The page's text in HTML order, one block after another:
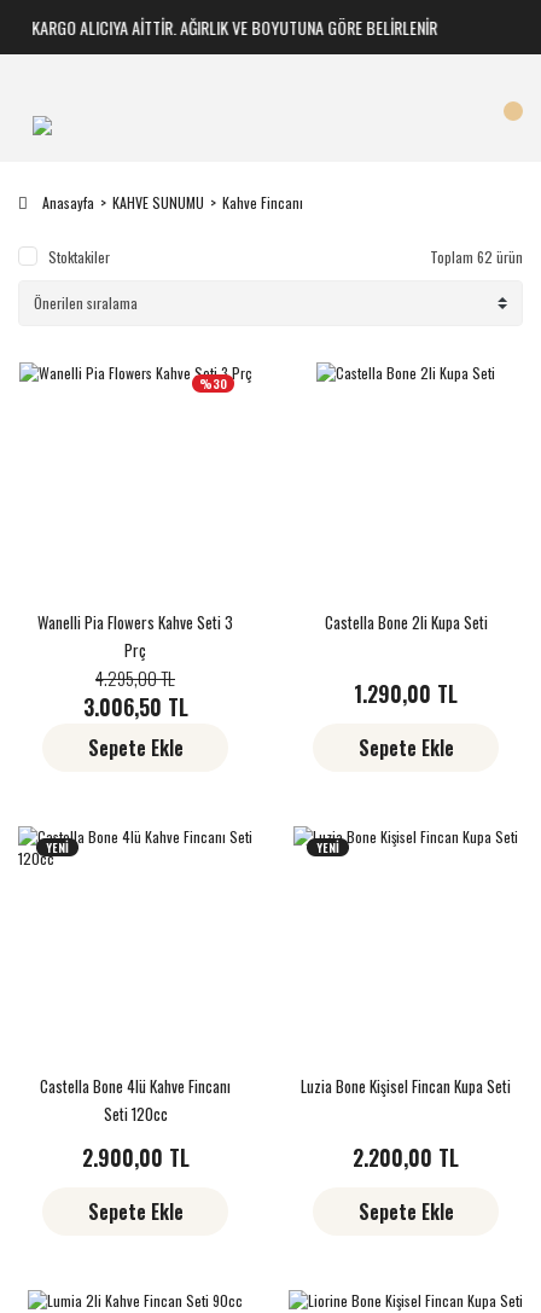
KARGO ALICIYA AİTTİR. AĞIRLIK VE BOYUTUNA GÖRE BELİRLENİR
Anasayfa KAHVE SUNUMU Kahve Fincanı
Stoktakiler Toplam 62 ürün
%30
Wanelli Pia Flowers Kahve Seti 3
Prç
3.006,50 TL
4.295,00 TL
Sepete Ekle
Castella Bone 2li Kupa Seti
1.290,00 TL
Sepete Ekle
YENİ
Castella Bone 4lü Kahve Fincanı
Seti 120cc
2.900,00 TL
Sepete Ekle
YENİ
Luzia Bone Kişisel Fincan Kupa Seti
2.200,00 TL
Sepete Ekle